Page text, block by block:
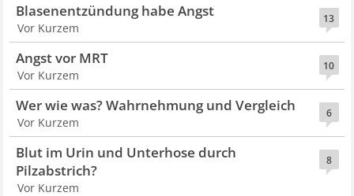
13
Blasenentzündung habe Angst
Vor Kurzem
10
Angst vor MRT
Vor Kurzem
6
Wer wie was? Wahrnehmung und Vergleich
Vor Kurzem
8
Blut im Urin und Unterhose durch
Pilzabstrich?
Vor Kurzem